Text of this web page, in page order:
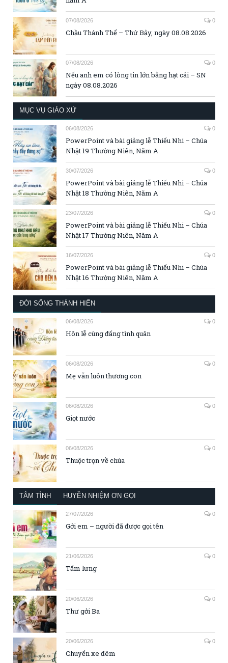
07/08/2026 0
Chầu Thánh Thể – Thứ Bảy, ngày 08.08.2026
07/08/2026 0
Nếu anh em có lòng tin lớn bằng hạt cải – SN
ngày 08.08.2026
MỤC VỤ GIÁO XỨ
06/08/2026 0
PowerPoint và bài giảng lễ Thiếu Nhi – Chúa
Nhật 19 Thường Niên, Năm A
30/07/2026 0
PowerPoint và bài giảng lễ Thiếu Nhi – Chúa
Nhật 18 Thường Niên, Năm A
23/07/2026 0
PowerPoint và bài giảng lễ Thiếu Nhi – Chúa
Nhật 17 Thường Niên, Năm A
16/07/2026 0
PowerPoint và bài giảng lễ Thiếu Nhi – Chúa
Nhật 16 Thường Niên, Năm A
ĐỜI SỐNG THÁNH HIẾN
06/08/2026 0
Hôn lễ cùng đấng tình quân
06/08/2026 0
Mẹ vẫn luôn thương con
06/08/2026 0
Giọt nước
06/08/2026 0
Thuộc trọn về chúa
TÂM TÌNH HUYỀN NHIỆM ƠN GỌI
27/07/2026 0
Gởi em – người đã được gọi tên
21/06/2026 0
Tấm lưng
20/06/2026 0
Thư gởi Ba
20/06/2026 0
Chuyến xe đêm